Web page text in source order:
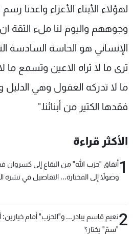
لهؤلاء الأبناء الأعزاء واعدنا
وجوههم واليوم لنا ملء الثقة
الإنساني هو الحاسة السادسة
ترى ما لا تراه الاعين وتسمع
ما لا تدركه العقول وهي الدليل
فقدها الكثير من أبنائنا."
الأكثر قراءة
1أنفاق "حزب الله" من البقاع إلى كسروان
وصولاً إلى المختارة... التفاصيل في نشرة
2نعيم قاسم يبادر... و"الحزب" أمام خيارين:
"سمّ" يختار؟